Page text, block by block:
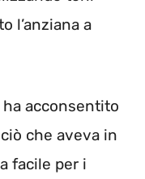
l’anziana a
acconsentito
che aveva in
facile per i